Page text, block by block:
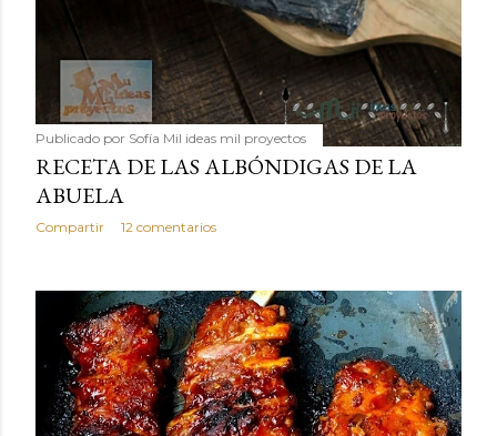
Publicado por Sofía Mil ideas mil proyectos
RECETA DE LAS ALBÓNDIGAS DE LA
ABUELA
Compartir 12 comentarios